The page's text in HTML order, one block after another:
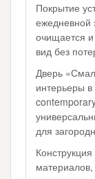
Покрытие
ежедневной
очищается
вид без
Дверь
интерьеры
для